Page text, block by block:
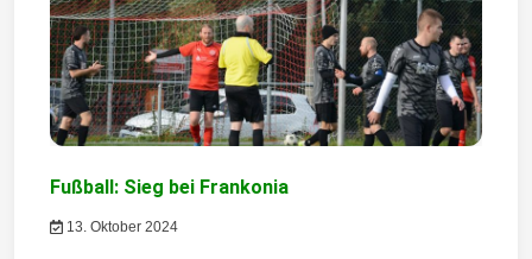
s
n
a
v
i
g
Fußball: Sieg bei Frankonia
13. Oktober 2024